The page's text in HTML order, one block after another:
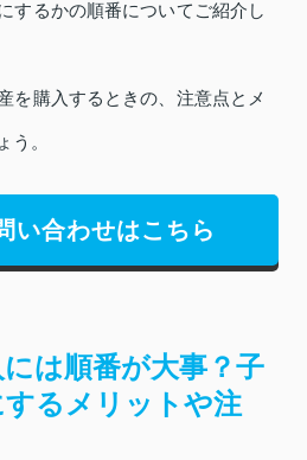
するかの順番についてご紹介し
を購入するときの、注意点とメ
う。
い合わせはこちら
は順番が大事？子
るメリットや注